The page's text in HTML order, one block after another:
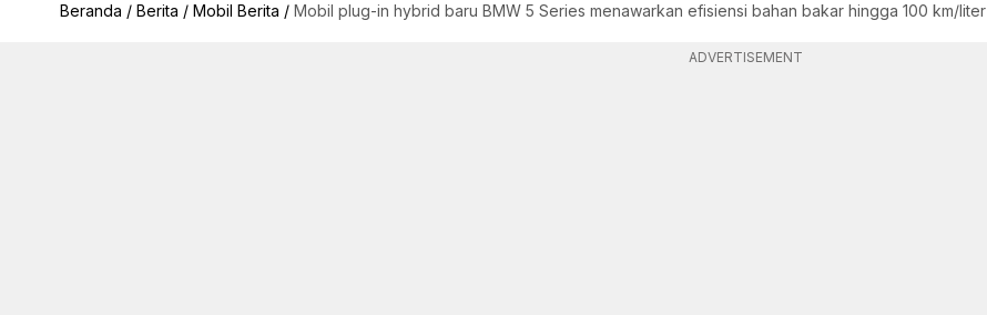
Beranda / Berita / Mobil Berita / Mobil plug-in hybrid baru BMW 5 Series menawarkan efisiensi bahan bakar hingga 100 km/liter
ADVERTISEMENT